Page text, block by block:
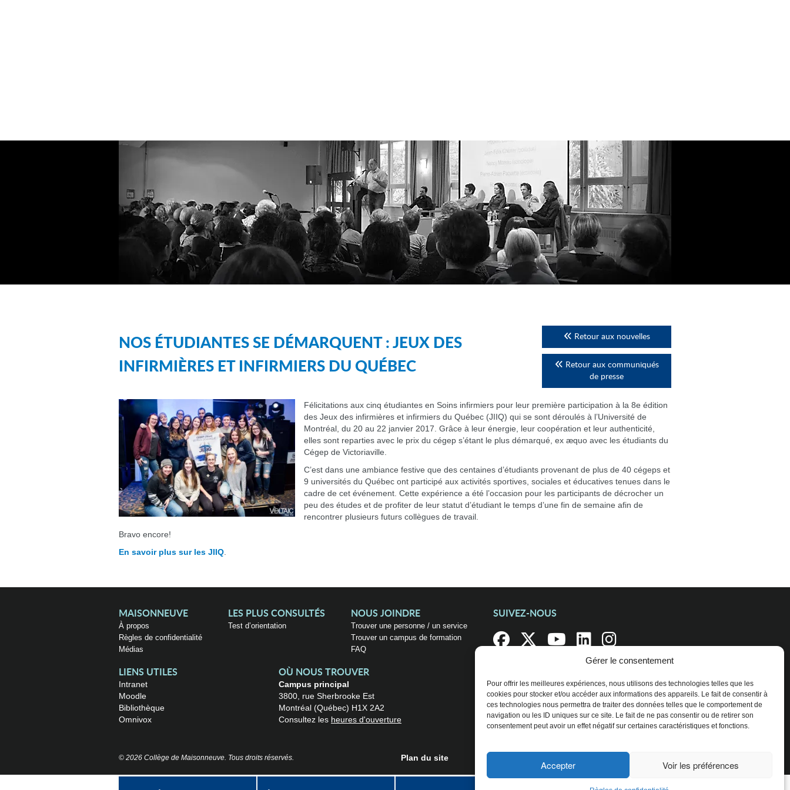
Gérer le consentement
Pour offrir les meilleures expériences, nous utilisons des technologies telles que les
cookies pour stocker et/ou accéder aux informations des appareils. Le fait de consentir à
ces technologies nous permettra de traiter des données telles que le comportement de
navigation ou les ID uniques sur ce site. Le fait de ne pas consentir ou de retirer son
consentement peut avoir un effet négatif sur certaines caractéristiques et fonctions.
Accepter Voir les préférences
NOS ÉTUDIANTES SE DÉMARQUENT : JEUX DES
INFIRMIÈRES ET INFIRMIERS DU QUÉBEC
Retour aux nouvelles
Retour aux communiqués
de presse
Félicitations aux cinq étudiantes en Soins infirmiers pour leur première participation à la 8e édition
des Jeux des infirmières et infirmiers du Québec (JIIQ) qui se sont déroulés à l’Université de
Montréal, du 20 au 22 janvier 2017. Grâce à leur énergie, leur coopération et leur authenticité,
elles sont reparties avec le prix du cégep s’étant le plus démarqué, ex æquo avec les étudiants du
Cégep de Victoriaville.
C’est dans une ambiance festive que des centaines d’étudiants provenant de plus de 40 cégeps et
9 universités du Québec ont participé aux activités sportives, sociales et éducatives tenues dans le
cadre de cet événement. Cette expérience a été l’occasion pour les participants de décrocher un
peu des études et de profiter de leur statut d’étudiant le temps d’une fin de semaine afin de
rencontrer plusieurs futurs collègues de travail.
Bravo encore!
En savoir plus sur les JIIQ
MAISONNEUVE
À propos
Règles de confidentialité
Médias
LES PLUS CONSULTÉS
Test d’orientation
NOUS JOINDRE
Trouver une personne / un service
Trouver un campus de formation
FAQ
SUIVEZ-NOUS
LIENS UTILES
Intranet
Moodle
Bibliothèque
Omnivox
OÙ NOUS TROUVER
Campus principal
3800, rue Sherbrooke Est
Montréal (Québec) H1X 2A2
Consultez les heures d'ouverture
© 2026 Collège de Maisonneuve. Tous droits réservés. Plan du site